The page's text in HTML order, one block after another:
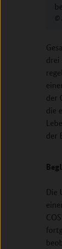
drei
der
die
der
Die